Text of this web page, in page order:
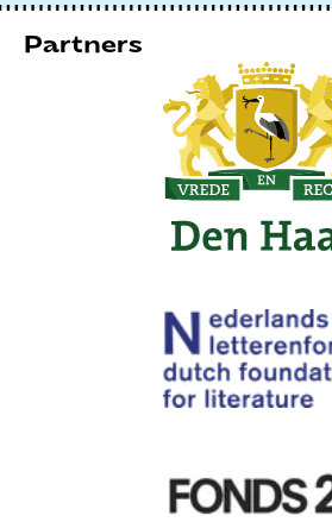
Partners